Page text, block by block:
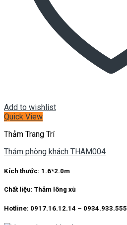
Add to wishlist
Quick View
Thảm Trang Trí
Thảm phòng khách THAM004
Kích thước: 1.6*2.0m
Chất liệu: Thảm lông xù
Hotline: 0917.16.12.14 – 0934.933.555